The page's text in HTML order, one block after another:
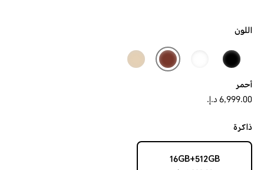
اللون
أحمر
6,999.00 د.إ.‏‏
ذاكرة
16GB+512GB